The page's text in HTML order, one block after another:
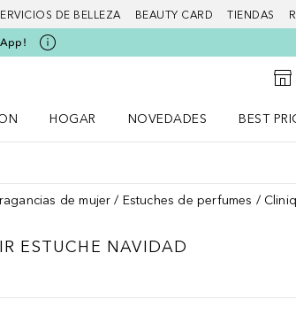
DE BELLEZA BEAUTY CARD TIENDAS
App!
Al
HOGAR
NOVEDADES
BEST
de mujer Estuches de perfumes
ESTUCHE NAVIDAD